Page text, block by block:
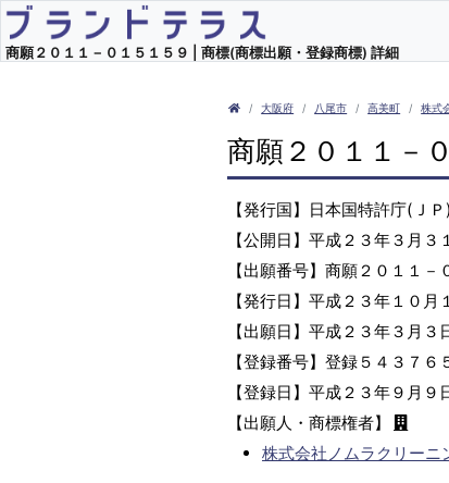
商願２０１１－０１５１５９ | 商標(商標出願・登録商標) 詳細
大阪府 八尾市 高美町 株式
商願２０１１－
【発行国】日本国特許庁(ＪＰ)
【公開日】平成２３年３月３
【出願番号】商願２０１１－
【発行日】平成２３年１０月
【出願日】平成２３年３月３
【登録番号】登録５４３７６
【登録日】平成２３年９月９
【出願人・商標権者】
株式会社ノムラクリーニ